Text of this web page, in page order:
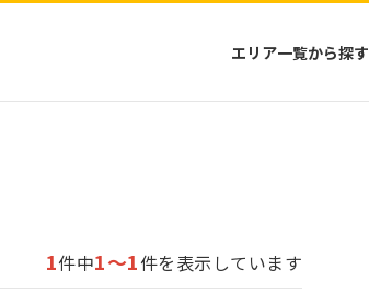
エリア一覧から探す
北米
ミクロネシア
1件中1～1件を表示しています